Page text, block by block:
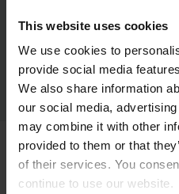
This website uses cookies
We use cookies to
provide social media
We also share information
our social media,
may combine it with other
provided to them or that
of their services. You
continue to use our website.
HEAD OF